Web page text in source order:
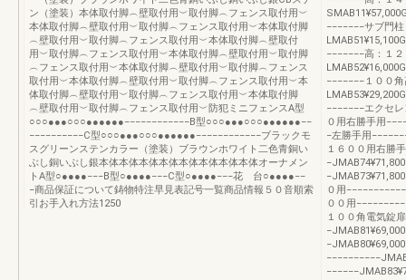
ン（塗装）本体取付脚︵壁取付用︶取付脚︵フェンス取付用︶
本体取付脚︵壁取付用︶取付脚︵フェンス取付用︶本体取付脚
︵壁取付用︶取付脚︵フェンス取付用︶本体取付脚︵壁取付
用︶取付脚︵フェンス取付用︶本体取付脚︵壁取付用︶取付脚
︵フェンス取付用︶本体取付脚︵壁取付用︶取付脚︵フェンス
取付用︶本体取付脚︵壁取付用︶取付脚︵フェンス取付用︶本
体取付脚︵壁取付用︶取付脚︵フェンス取付用︶本体取付脚
︵壁取付用︶取付脚︵フェンス取付用︶防犯ミニフェンスA型
○○○●●●○○○●●●●●●−−−−−−−−−−−−B型○○○●●●○○○●●●●●●−−
−−−−−−−−−−C型○○○●●●○○○●●●●●●−−−−−−−−−−−−ブラックモ
スグリーンステンカラー（塗装）ブラウンホワイト二色青銅い
ぶし銅いぶし銀本体本体本体本体本体本体本体本体オーナメン
トA型○●●●●−−−B型○●●●●−−−C型○●●●●−−−花 台○●●●●−−
−商品保証について鋳物特注早見表記号一覧商品情報５０音順索
引お手入れ方法1250
−−−−−−−サブ門
−−−−−−−高：１
−−−−−−−１００
−−−−−−−エクセ
０用右勝手用
−左勝手用
１６００用右勝
０用
００用
１００角電気錠